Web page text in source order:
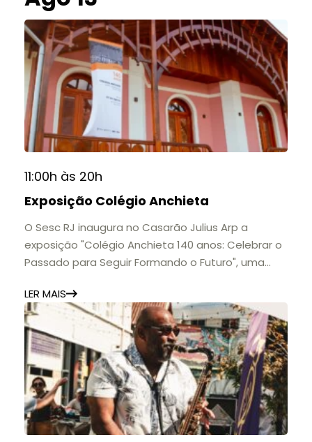
11:00h às 20h
Exposição Colégio Anchieta
O Sesc RJ inaugura no Casarão Julius Arp a
exposição "Colégio Anchieta 140 anos: Celebrar o
Passado para Seguir Formando o Futuro", uma
importantes instituições de ensino de Nova
Friburgo e do Brasil.
A mostra convida o público a conhecer o legado
do Colégio Anchieta por meio de documentos,
histórias e marcos que evidenciam sua
contribuição para a educação, a cultura e a
formação de gerações.
📍 Casarão Julius Arp
LER MAIS